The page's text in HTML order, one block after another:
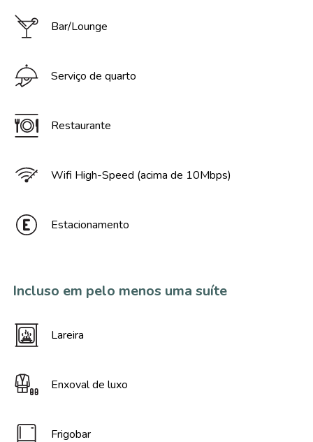
Bar/Lounge
Serviço de quarto
Restaurante
Wifi High-Speed (acima de 10Mbps)
Estacionamento
Incluso em pelo menos uma suíte
Lareira
Enxoval de luxo
Frigobar